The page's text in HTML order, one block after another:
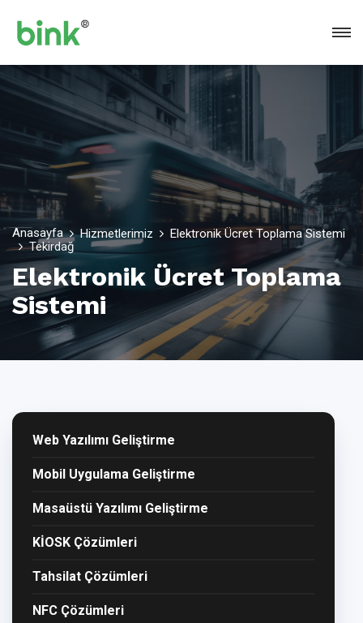
Anasayfa Hizmetlerimiz
Elektronik Ücret Toplama Sistemi
Tekirdağ
Elektronik Ücret Toplama
Sistemi
Web Yazılımı Geliştirme
Mobil Uygulama Geliştirme
Masaüstü Yazılımı Geliştirme
KİOSK Çözümleri
Tahsilat Çözümleri
NFC Çözümleri